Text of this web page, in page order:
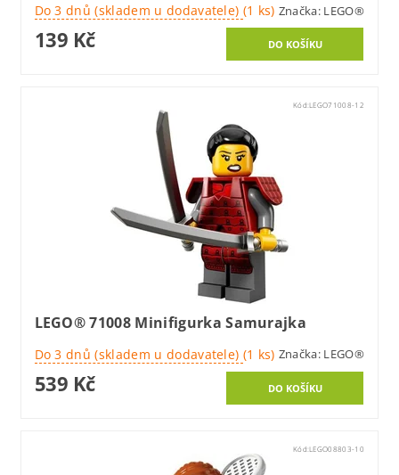
Do 3 dnů (skladem u dodavatele) (1 ks) Značka: LEGO®
139 Kč
Kód:LEGO71008-12
LEGO® 71008 Minifigurka Samurajka
Do 3 dnů (skladem u dodavatele) (1 ks) Značka: LEGO®
539 Kč
Kód:LEGO08803-10